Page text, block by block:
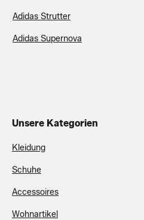
Adidas Strutter
Adidas Supernova
Unsere Kategorien
Kleidung
Schuhe
Accessoires
Wohnartikel